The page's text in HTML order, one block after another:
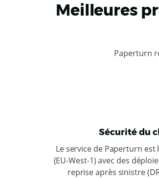
Meilleures
Paperturn
Sécurité du
Le service de Paperturn est
(EU-West-1) avec des
reprise après sinistre